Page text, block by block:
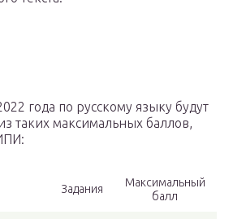
года по русскому языку будут
таких максимальных баллов,
Задания
Максимальный
балл